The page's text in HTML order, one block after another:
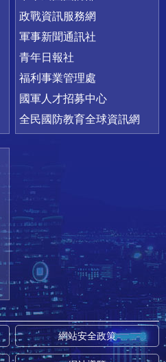
政戰資訊服務網
軍事新聞通訊社
青年日報社
福利事業管理處
國軍人才招募中心
全民國防教育全球資訊網
網站安全政策